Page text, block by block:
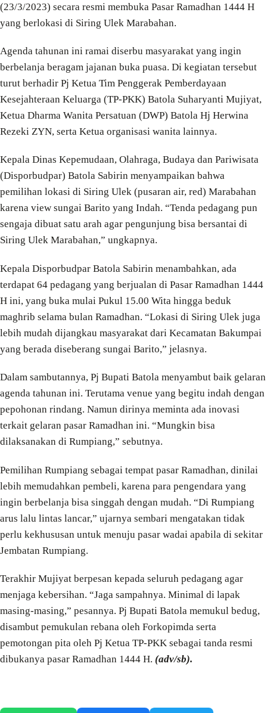
(23/3/2023) secara resmi membuka Pasar Ramadhan 1444 H
yang berlokasi di Siring Ulek Marabahan.
Agenda tahunan ini ramai diserbu masyarakat yang ingin
berbelanja beragam jajanan buka puasa. Di kegiatan tersebut
turut berhadir Pj Ketua Tim Penggerak Pemberdayaan
Kesejahteraan Keluarga (TP-PKK) Batola Suharyanti Mujiyat,
Ketua Dharma Wanita Persatuan (DWP) Batola Hj Herwina
Rezeki ZYN, serta Ketua organisasi wanita lainnya.
Kepala Dinas Kepemudaan, Olahraga, Budaya dan Pariwisata
(Disporbudpar) Batola Sabirin menyampaikan bahwa
pemilihan lokasi di Siring Ulek (pusaran air, red) Marabahan
karena view sungai Barito yang Indah. “Tenda pedagang pun
sengaja dibuat satu arah agar pengunjung bisa bersantai di
Siring Ulek Marabahan,” ungkapnya.
Kepala Disporbudpar Batola Sabirin menambahkan, ada
terdapat 64 pedagang yang berjualan di Pasar Ramadhan 1444
H ini, yang buka mulai Pukul 15.00 Wita hingga beduk
maghrib selama bulan Ramadhan. “Lokasi di Siring Ulek juga
lebih mudah dijangkau masyarakat dari Kecamatan Bakumpai
yang berada diseberang sungai Barito,” jelasnya.
Dalam sambutannya, Pj Bupati Batola menyambut baik gelaran
agenda tahunan ini. Terutama venue yang begitu indah dengan
pepohonan rindang. Namun dirinya meminta ada inovasi
terkait gelaran pasar Ramadhan ini. “Mungkin bisa
dilaksanakan di Rumpiang,” sebutnya.
Pemilihan Rumpiang sebagai tempat pasar Ramadhan, dinilai
lebih memudahkan pembeli, karena para pengendara yang
ingin berbelanja bisa singgah dengan mudah. “Di Rumpiang
arus lalu lintas lancar,” ujarnya sembari mengatakan tidak
perlu kekhususan untuk menuju pasar wadai apabila di sekitar
Jembatan Rumpiang.
Terakhir Mujiyat berpesan kepada seluruh pedagang agar
menjaga kebersihan. “Jaga sampahnya. Minimal di lapak
masing-masing,” pesannya. Pj Bupati Batola memukul bedug,
disambut pemukulan rebana oleh Forkopimda serta
pemotongan pita oleh Pj Ketua TP-PKK sebagai tanda resmi
dibukanya pasar Ramadhan 1444 H. (adv/sb).